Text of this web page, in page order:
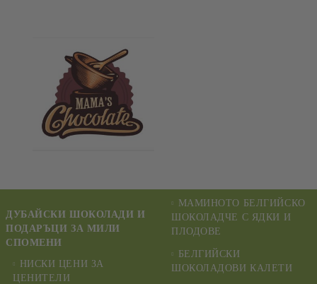
ДУБАЙСКИ ШОКОЛАДИ И
ПОДАРЪЦИ ЗА МИЛИ
СПОМЕНИ
НИСКИ ЦЕНИ ЗА
ЦЕНИТЕЛИ
МАМИНОТО БЕЛГИЙСКО
ШОКОЛАДЧЕ С ЯДКИ И
ПЛОДОВЕ
БЕЛГИЙСКИ
ШОКОЛАДОВИ КАЛЕТИ